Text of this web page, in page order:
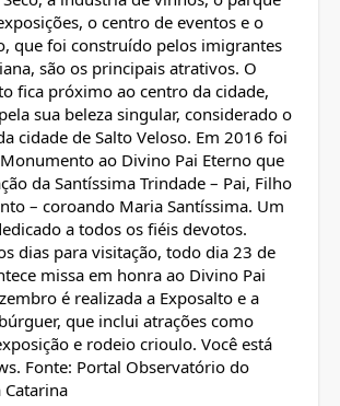
o centro de eventos e o
que foi construído pelos imigrantes
são os principais atrativos. O
fica próximo ao centro da cidade,
sua beleza singular, considerado o
cidade de Salto Veloso. Em 2016 foi
ao Divino Pai Eterno que
da Santíssima Trindade – Pai, Filho
– coroando Maria Santíssima. Um
a todos os fiéis devotos.
dias para visitação, todo dia 23 de
missa em honra ao Divino Pai
é realizada a Exposalto e a
que inclui atrações como
e rodeio crioulo. Você está
Fonte: Portal Observatório do
Catarina